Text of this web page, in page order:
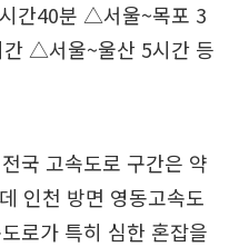
간40분 △서울~목포 3
△서울~울산 5시간 등
국 고속도로 구간은 약
인천 방면 영동고속도
로가 특히 심한 혼잡을